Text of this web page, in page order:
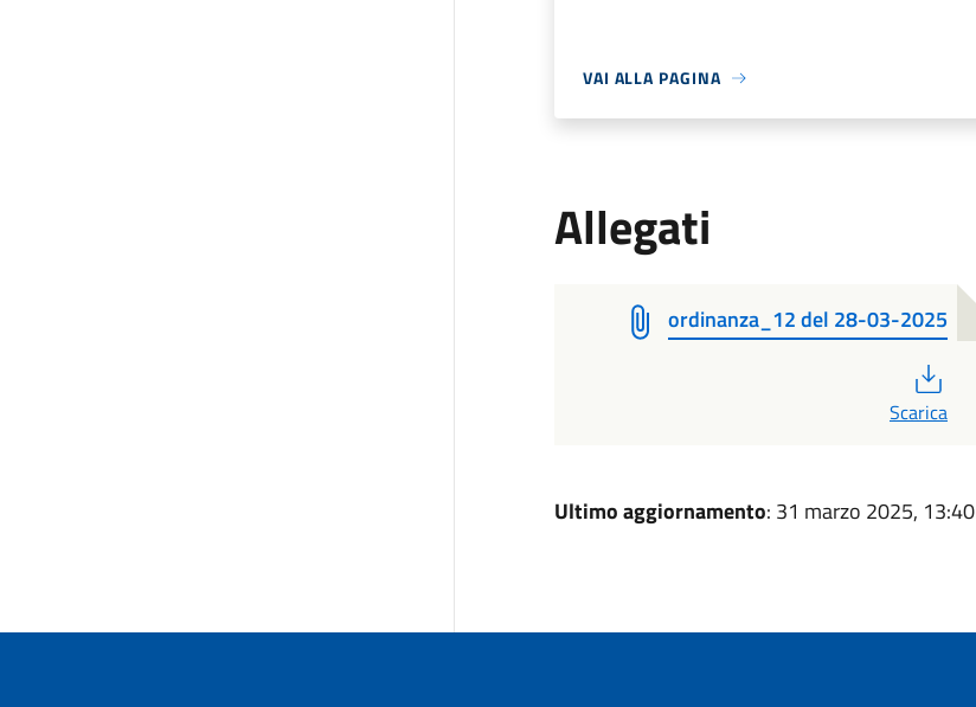
VAI ALLA PAGINA
Allegati
ordinanza_12 del 28-03-2025
Scarica
Ultimo aggiornamento: 31 marzo 2025, 13:40